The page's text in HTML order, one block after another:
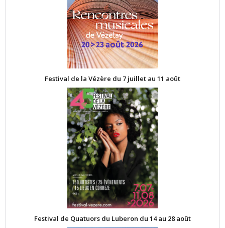
Festival de la Vézère du 7 juillet au 11 août
Festival de Quatuors du Luberon du 14 au 28 août